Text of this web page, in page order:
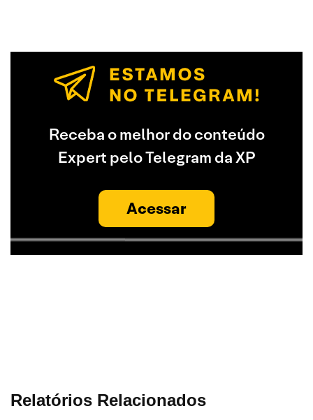
Receba o melhor do conteúdo
Expert pelo Telegram da XP
Acessar
Relatórios Relacionados